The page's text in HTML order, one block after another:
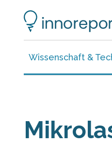
Wissenschaft &